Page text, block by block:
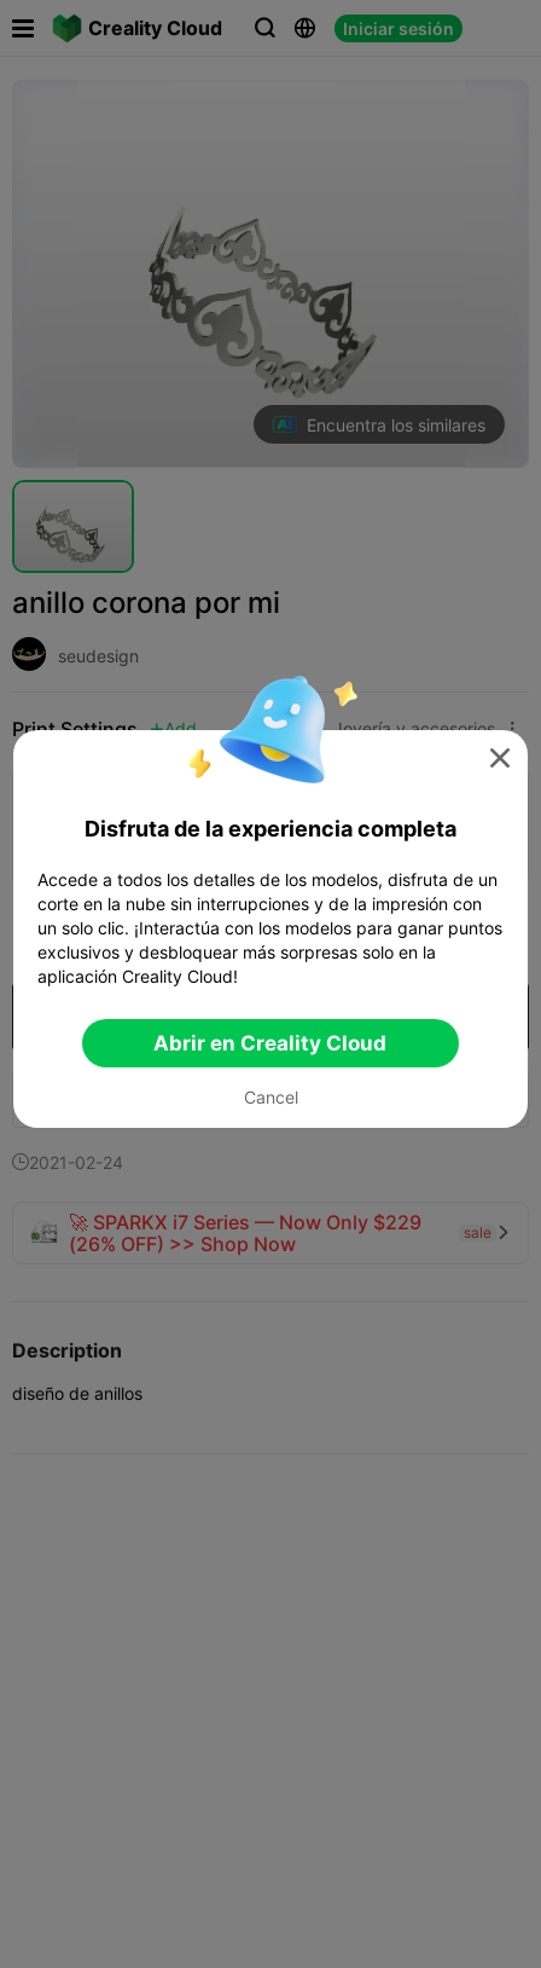
Creality Cloud   Iniciar sesión
Encuentra los similares
anillo corona por mi
seudesign
Print Settings Add Moda  Joyería y accesorios 
Gana más puntos
55 
Comprar
2021-02-24
🚀 SPARKX i7 Series — Now Only $229
(26% OFF) >> Shop Now
sale 
Description
diseño de anillos

Disfruta de la experiencia completa
Accede a todos los detalles de los modelos, disfruta de un
corte en la nube sin interrupciones y de la impresión con
un solo clic. ¡Interactúa con los modelos para ganar puntos
exclusivos y desbloquear más sorpresas solo en la
aplicación Creality Cloud!
Abrir en Creality Cloud
Cancel